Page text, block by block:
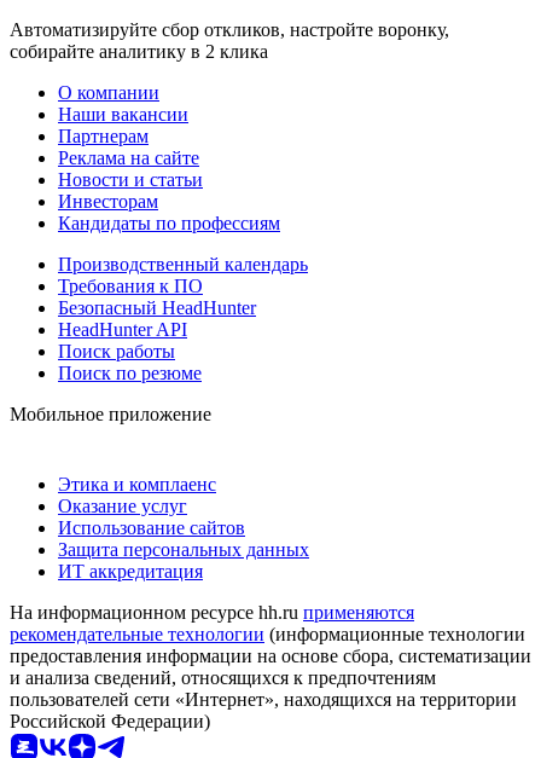
Автоматизируйте сбор откликов, настройте воронку,
собирайте аналитику в 2 клика
О компании
Наши вакансии
Партнерам
Реклама на сайте
Новости и статьи
Инвесторам
Кандидаты по профессиям
Производственный календарь
Требования к ПО
Безопасный HeadHunter
HeadHunter API
Поиск работы
Поиск по резюме
Мобильное приложение
Этика и комплаенс
Оказание услуг
Использование сайтов
Защита персональных данных
ИТ аккредитация
На информационном ресурсе hh.ru применяются
рекомендательные технологии (информационные технологии
предоставления информации на основе сбора, систематизации
и анализа сведений, относящихся к предпочтениям
пользователей сети «Интернет», находящихся на территории
Российской Федерации)